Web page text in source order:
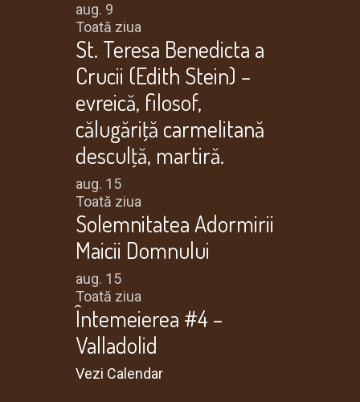
aug. 9
Toată ziua
St. Teresa Benedicta a
Crucii (Edith Stein) –
evreică, filosof,
călugăriţă carmelitană
desculţă, martiră.
aug. 15
Toată ziua
Solemnitatea Adormirii
Maicii Domnului
aug. 15
Toată ziua
Întemeierea #4 –
Valladolid
Vezi Calendar